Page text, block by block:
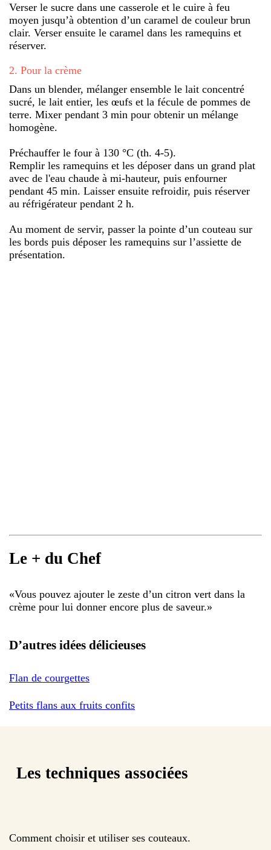
Verser le sucre dans une casserole et le cuire à feu
moyen jusqu’à obtention d’un caramel de couleur brun
clair. Verser ensuite le caramel dans les ramequins et
réserver.
2. Pour la crème
Dans un blender, mélanger ensemble le lait concentré
sucré, le lait entier, les œufs et la fécule de pommes de
terre. Mixer pendant 3 min pour obtenir un mélange
homogène.
Préchauffer le four à 130 °C (th. 4-5).
Remplir les ramequins et les déposer dans un grand plat
avec de l'eau chaude à mi-hauteur, puis enfourner
pendant 45 min. Laisser ensuite refroidir, puis réserver
au réfrigérateur pendant 2 h.
Au moment de servir, passer la pointe d’un couteau sur
les bords puis déposer les ramequins sur l’assiette de
présentation.
Le + du Chef
«Vous pouvez ajouter le zeste d’un citron vert dans la
crème pour lui donner encore plus de saveur.»
D’autres idées délicieuses
Flan de courgettes
Petits flans aux fruits confits
Les techniques associées
Comment choisir et utiliser ses couteaux.